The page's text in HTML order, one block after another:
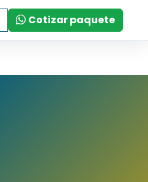
Cotizar paquete